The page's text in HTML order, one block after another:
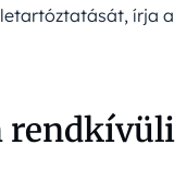
írja a
rendkívüli